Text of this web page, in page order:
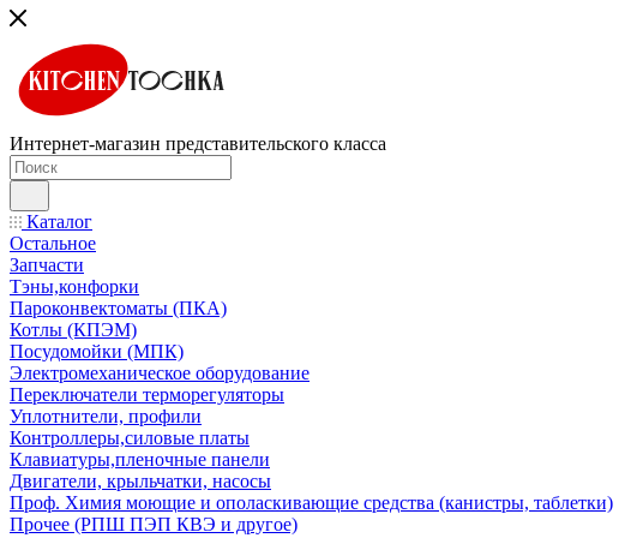
Интернет-магазин представительского класса
Каталог
Остальное
Запчасти
Тэны,конфорки
Пароконвектоматы (ПКА)
Котлы (КПЭМ)
Посудомойки (МПК)
Электромеханическое оборудование
Переключатели терморегуляторы
Уплотнители, профили
Контроллеры,силовые платы
Клавиатуры,пленочные панели
Двигатели, крыльчатки, насосы
Проф. Химия моющие и ополаскивающие средства (канистры, таблетки)
Прочее (РПШ ПЭП КВЭ и другое)